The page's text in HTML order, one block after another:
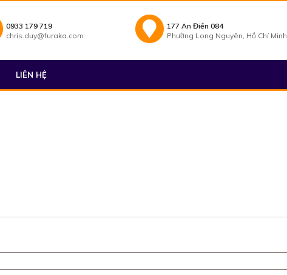
0933 179 719
chris.duy@furaka.com
177 An Điền 084
Phường Long Nguyên, Hồ Chí Minh
LIÊN HỆ